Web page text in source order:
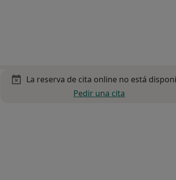
La reserva de cita online no está
Pedir una cita